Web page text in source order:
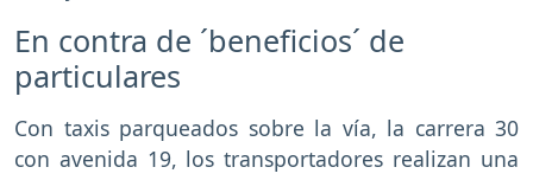
En contra de ´beneficios´ de
particulares
Con taxis parqueados sobre la vía, la carrera 30
con avenida 19, los transportadores realizan una